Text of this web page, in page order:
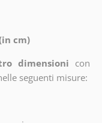
cm)
dimensioni con
seguenti misure: